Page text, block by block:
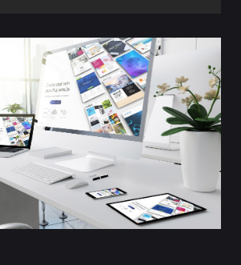
原則
個基本要素：後台、SSL、主機、網
次搞懂！
、漏洞檢測
管理系統是什麼？
憑證